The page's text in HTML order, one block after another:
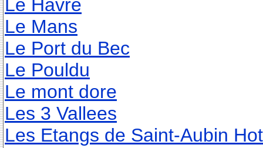
Le Havre
Le Mans
Le Port du Bec
Le Pouldu
Le mont dore
Les 3 Vallees
Les Etangs de Saint-Aubin